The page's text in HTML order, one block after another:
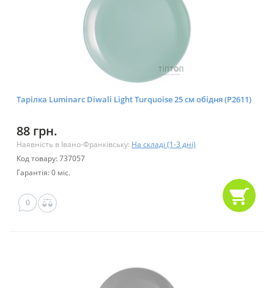
Тарілка Luminarc Diwali Light Turquoise 25 см обідня (P2611)
88 грн.
Наявність в Івано-Франківську: На складі (1-3 дні)
Код товару: 737057
Гарантія: 0 міс.
0